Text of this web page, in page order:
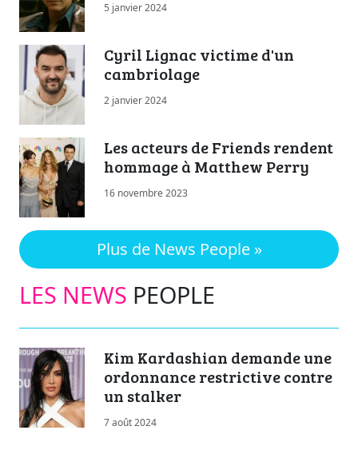
5 janvier 2024
Cyril Lignac victime d'un
cambriolage
2 janvier 2024
Les acteurs de Friends rendent
hommage à Matthew Perry
16 novembre 2023
Plus de News People »
LES NEWS PEOPLE
Kim Kardashian demande une
ordonnance restrictive contre
un stalker
7 août 2024